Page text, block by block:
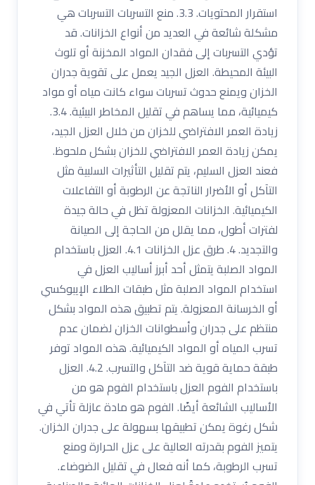
استقرار المحتويات. 3.3. منع التسربات التسربات هي
مشكلة شائعة في العديد من أنواع الخزانات. قد
تؤدي التسربات إلى فقدان المواد المخزنة أو تلوث
البيئة المحيطة. العزل الجيد يعمل على تقوية جدران
الخزان ويمنع حدوث تسربات سواء كانت مياه أو مواد
كيميائية، مما يساهم في تقليل المخاطر البيئية. 3.4.
زيادة العمر الافتراضي للخزان من خلال العزل الجيد،
يمكن زيادة العمر الافتراضي للخزان بشكل ملحوظ.
فعند العزل السليم، يتم تقليل التأثيرات السلبية مثل
التآكل أو الأضرار الناتجة عن الرطوبة أو التفاعلات
الكيميائية. الخزانات المعزولة تظل في حالة جيدة
لفترات أطول، مما يقلل من الحاجة إلى الصيانة
والتجديد. 4. طرق عزل الخزانات 4.1. العزل باستخدام
المواد الصلبة يتمثل أحد أبرز أساليب العزل في
استخدام المواد الصلبة مثل طبقات الطلاء الإيبوكسي
أو الخرسانة المعزولة. يتم تطبيق هذه المواد بشكل
منتظم على جدران وأسطوانات الخزان لضمان عدم
تسرب المياه أو المواد الكيميائية. هذه المواد توفر
طبقة حماية قوية ضد التآكل والتسرب. 4.2. العزل
باستخدام الفوم العزل باستخدام الفوم هو من
الأساليب الشائعة أيضًا. الفوم هو مادة عازلة تأتي في
شكل رغوة يمكن تطبيقها بسهولة على جدران الخزان.
يتميز الفوم بقدرته العالية على عزل الحرارة ومنع
تسرب الرطوبة، كما أنه فعال في تقليل الضوضاء.